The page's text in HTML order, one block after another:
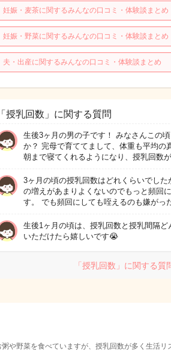
妊娠・麦茶に関するみんなの口コミ・体験談まとめ
妊娠・野菜に関するみんなの口コミ・体験談まとめ
夫・出産に関するみんなの口コミ・体験談まとめ
「授乳回数」に関する質問
生後3ヶ月の男の子です！ みなさんこの
か？ 完母で育ててまして、体重も平均の
朝まで寝てくれるようになり、授乳回数
3ヶ月の頃の授乳回数はどれくらいでし
の増えがあまりよくないのでもっと頻回
す。 でも頻回にしても咥えるのも嫌が
生後1ヶ月の頃は、授乳回数と授乳間隔
いただけたら嬉しいです😭
「授乳回数」に関する質
や野菜を食べていますが、授乳回数が多く生活